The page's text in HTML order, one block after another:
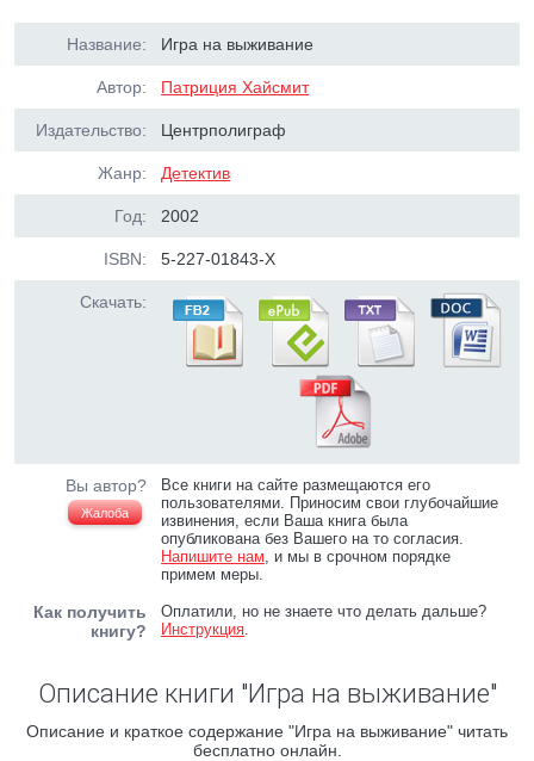
Название: Игра на выживание
Автор: Патриция Хайсмит
Издательство: Центрполиграф
Жанр: Детектив
Год: 2002
ISBN: 5-227-01843-X
Скачать:
Вы автор?
Жалоба
Все книги на сайте размещаются его
пользователями. Приносим свои глубочайшие
извинения, если Ваша книга была
опубликована без Вашего на то согласия.
Напишите нам, и мы в срочном порядке
примем меры.
Как получить
книгу?
Оплатили, но не знаете что делать дальше?
Инструкция.
Описание книги "Игра на выживание"
Описание и краткое содержание "Игра на выживание" читать
бесплатно онлайн.